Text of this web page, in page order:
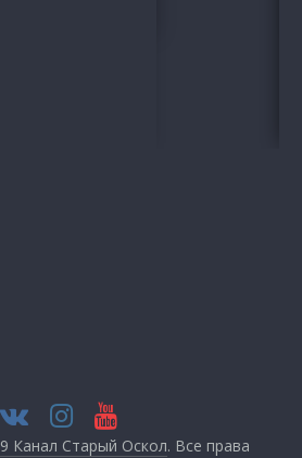
9 Канал Старый Оскол. Все права